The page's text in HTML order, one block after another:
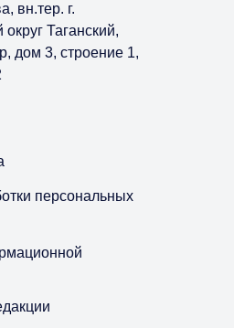
вн.тер. г.
Таганский,
дом 3, строение 1,
персональных